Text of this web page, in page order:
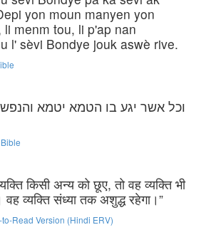
yon moun manyen yon
li menm tou, li p'ap nan
l' sèvi Bondye jouk aswè rive.
וכל אשר יגע בו הטמא יטמא
किसी अन्य को छूए, तो वह व्यक्ति भी
वह व्यक्ति संध्या तक अशुद्ध रहेगा।”
Read Version (Hindi ERV)